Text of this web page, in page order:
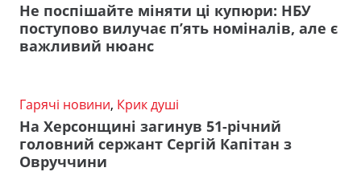
Не поспішайте міняти ці купюри: НБУ
поступово вилучає п’ять номіналів, але є
важливий нюанс
Гарячі новини, Крик душі
На Херсонщині загинув 51-річний
головний сержант Сергій Капітан з
Овруччини